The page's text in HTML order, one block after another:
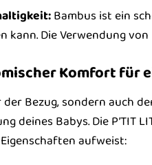
Bambus ist ein
kann. Die Verwendung
Komfort für
Bezug, sondern auch
deines Babys. Die
aufweist: